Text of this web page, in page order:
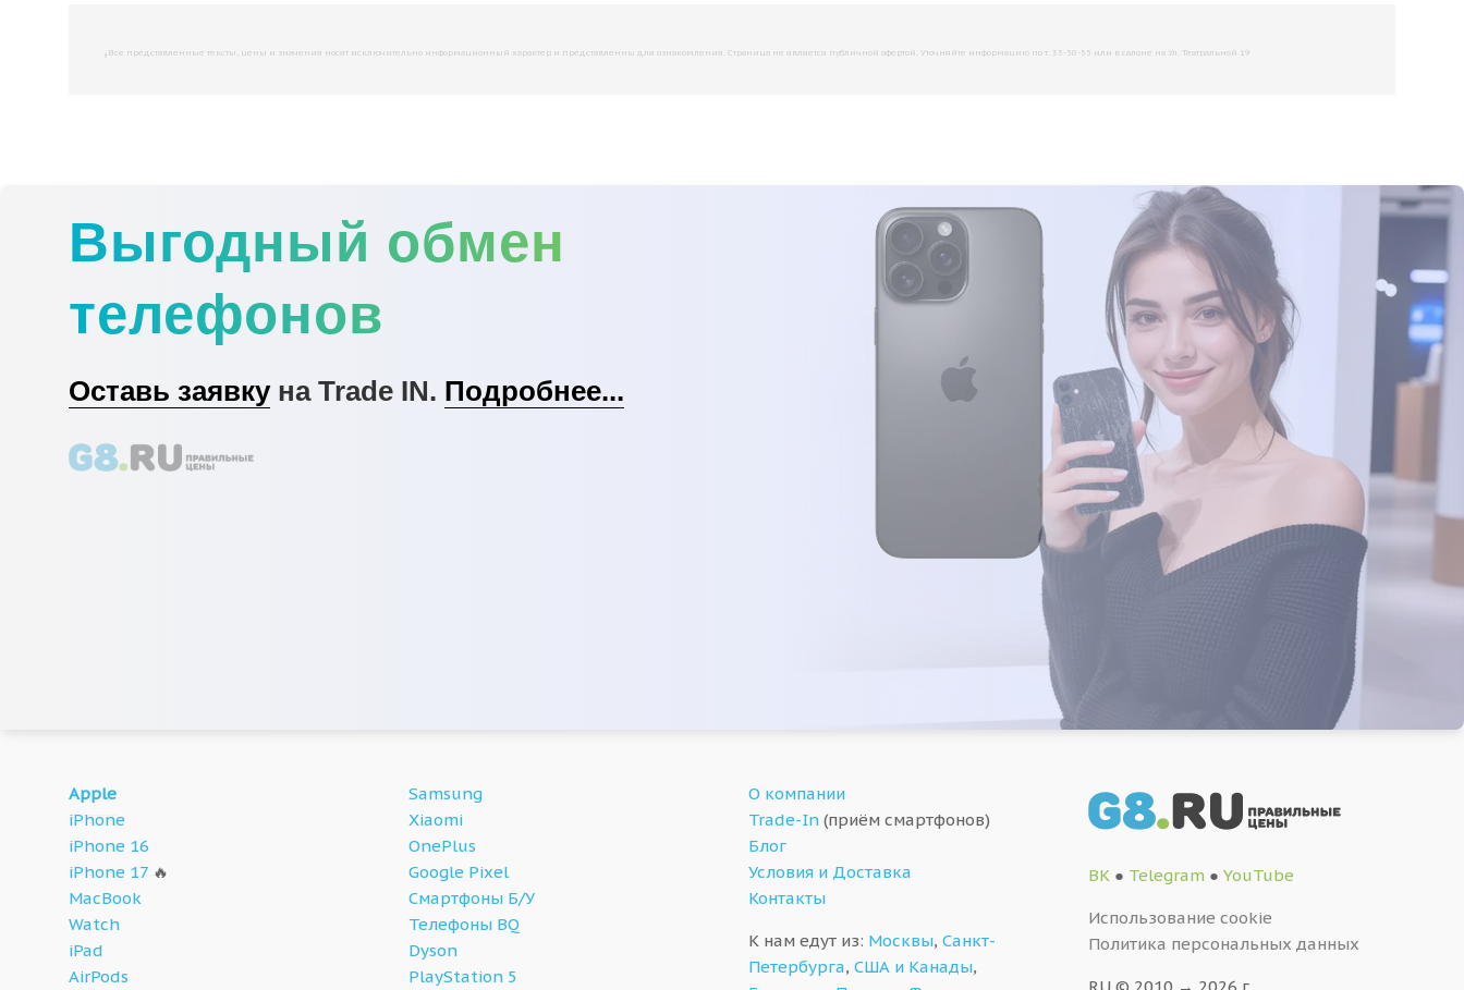
, Все представленные тексты, цены и значения носят исключительно информационный характер и представленны для ознакомления. Страница не является публичной офертой. Уточняйте информацию по т. 33-50-55 или в салоне на Ул. Театральной 19
Выгодный обмен
телефонов
Оставь заявкуна Trade IN. Подробнее...
Apple
iPhone
iPhone 16
iPhone 17 🔥
MacBook
Watch
iPad
AirPods
Samsung
Xiaomi
OnePlus
Google Pixel
Смартфоны Б/У
Телефоны BQ
Dyson
PlayStation 5
О компании
Trade-In (приём смартфонов)
Блог
Условия и Доставка
Контакты
К нам едут из: Москвы, Санкт-
Петербурга, США и Канады,
ВК ● Telegram ● YouTube
Использование cookie
Политика персональных данных